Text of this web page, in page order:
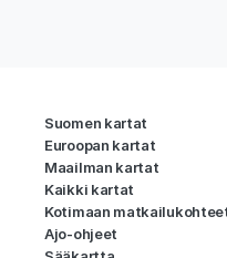
Suomen kartat
Euroopan kartat
Maailman kartat
Kaikki kartat
Kotimaan
Ajo-ohjeet